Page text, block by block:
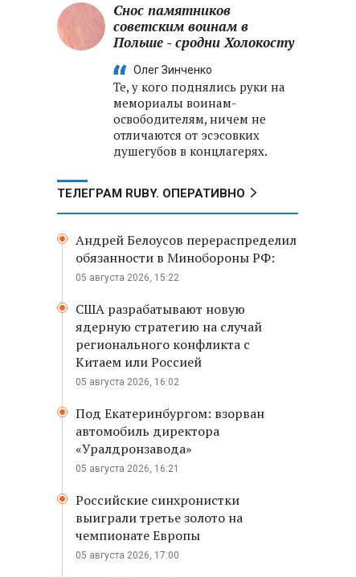
Снос памятников
советским воинам в
Польше - сродни Холокосту
Олег Зинченко
Те, у кого поднялись руки на
мемориалы воинам-
освободителям, ничем не
отличаются от эсэсовких
душегубов в концлагерях.
ТЕЛЕГРАМ RUBY. ОПЕРАТИВНО
Андрей Белоусов перераспределил
обязанности в Минобороны РФ:
05 августа 2026, 15:22
США разрабатывают новую
ядерную стратегию на случай
регионального конфликта с
Китаем или Россией
05 августа 2026, 16:02
Под Екатеринбургом: взорван
автомобиль директора
«Уралдронзавода»
05 августа 2026, 16:21
Российские синхронистки
выиграли третье золото на
чемпионате Европы
05 августа 2026, 17:00